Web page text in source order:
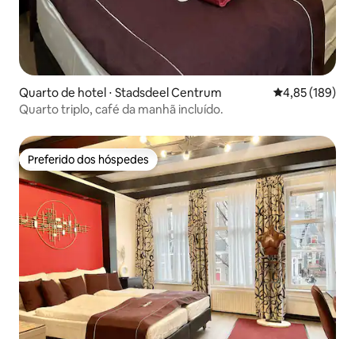
Quarto de hotel ⋅ Stadsdeel Centrum 4,85 de uma
4,85 (189)
Quarto triplo, café da manhã incluído.
Preferido dos hóspedes
Preferido dos hóspedes